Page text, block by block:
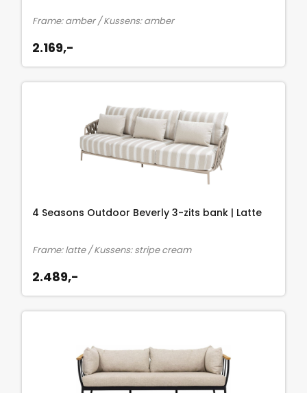
Frame: amber / Kussens: amber
2.169,-
4 Seasons Outdoor Beverly 3-zits bank | Latte
Frame: latte / Kussens: stripe cream
2.489,-